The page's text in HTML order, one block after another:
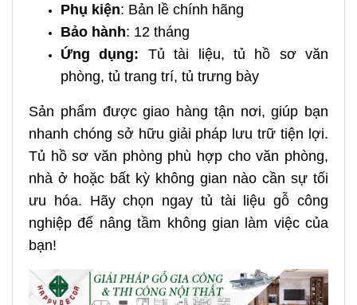
Phụ kiện: Bản lề chính hãng
Bảo hành: 12 tháng
Ứng dụng: Tủ tài liệu, tủ hồ sơ văn
phòng, tủ trang trí, tủ trưng bày
Sản phẩm được giao hàng tận nơi, giúp bạn
nhanh chóng sở hữu giải pháp lưu trữ tiện lợi.
Tủ hồ sơ văn phòng phù hợp cho văn phòng,
nhà ở hoặc bất kỳ không gian nào cần sự tối
ưu hóa. Hãy chọn ngay tủ tài liệu gỗ công
nghiệp để nâng tầm không gian làm việc của
bạn!